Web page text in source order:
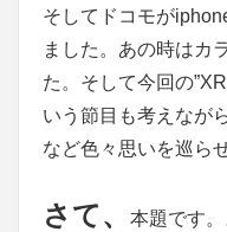
そしてドコモが
ました。あの時はカ
た。そして今回の
いう節目も考えなが
など色々思いを巡ら
さて、
本題です